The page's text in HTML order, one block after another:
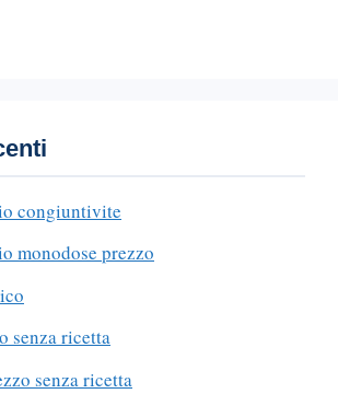
congiuntivite
monodose prezzo
senza ricetta
senza ricetta